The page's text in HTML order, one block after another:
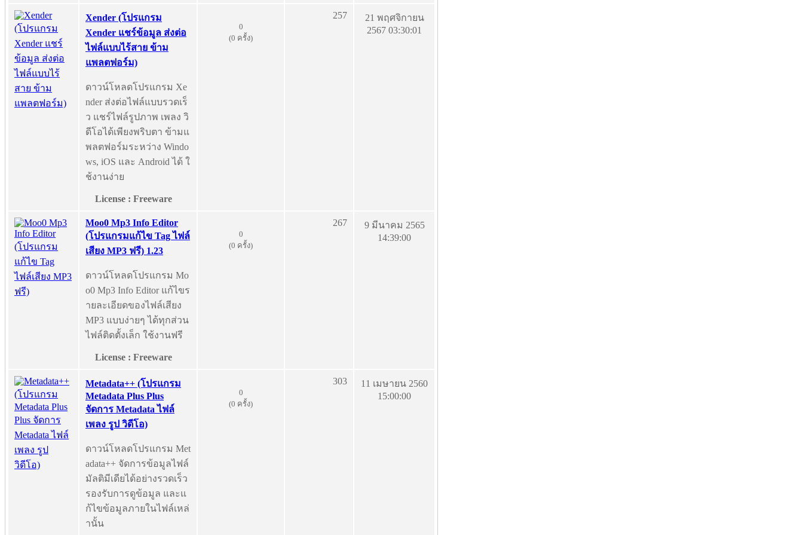
Xender (โปรแกรม
Xender แชร์ข้อมูล ส่งต่อ
ไฟล์แบบไร้สาย ข้าม
แพลตฟอร์ม)
ดาวน์โหลดโปรแกรม Xe
nder ส่งต่อไฟล์แบบรวดเร็
ว แชร์ไฟล์รูปภาพ เพลง วิ
ดีโอได้เพียงพริบตา ข้ามแ
พลตฟอร์มระหว่าง Windo
ws, iOS และ Android ได้ ใ
ช้งานง่าย
License : Freeware
0
(0 ครั้ง)
257
21 พฤศจิกายน
2567 03:30:01
Moo0 Mp3 Info Editor
(โปรแกรมแก้ไข Tag ไฟล์
เสียง MP3 ฟรี) 1.23
ดาวน์โหลดโปรแกรม Mo
o0 Mp3 Info Editor แก้ไขร
ายละเอียดของไฟล์เสียง
MP3 แบบง่ายๆ ได้ทุกส่วน
ไฟล์ติดตั้งเล็ก ใช้งานฟรี
License : Freeware
0
(0 ครั้ง)
267
9 มีนาคม 2565
14:39:00
Metadata++ (โปรแกรม
Metadata Plus Plus
จัดการ Metadata ไฟล์
เพลง รูป วิดีโอ)
ดาวน์โหลดโปรแกรม Met
adata++ จัดการข้อมูลไฟล์
มัลติมีเดียได้อย่างรวดเร็ว
รองรับการดูข้อมูล และแ
ก้ไขข้อมูลภายในไฟล์เหล่
านั้น
0
(0 ครั้ง)
303
11 เมษายน 2560
15:00:00